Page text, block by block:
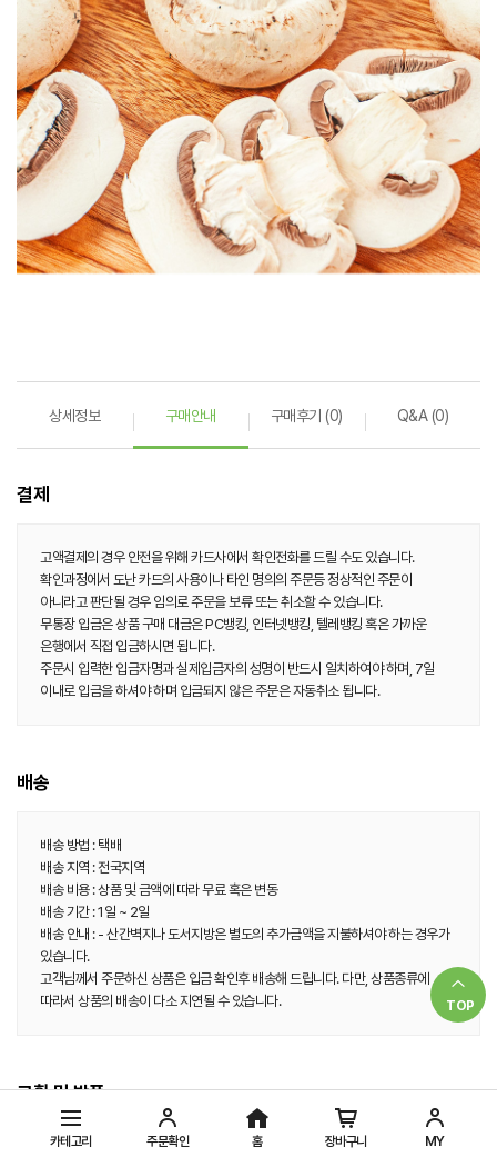
상세정보 구매안내 구매후기 (0) Q&A (0)
결제
고액결제의 경우 안전을 위해 카드사에서 확인전화를 드릴 수도 있습니다.
확인과정에서 도난 카드의 사용이나 타인 명의의 주문등 정상적인 주문이
아니라고 판단될 경우 임의로 주문을 보류 또는 취소할 수 있습니다.
무통장 입금은 상품 구매 대금은 PC뱅킹, 인터넷뱅킹, 텔레뱅킹 혹은 가까운
은행에서 직접 입금하시면 됩니다.
주문시 입력한 입금자명과 실제입금자의 성명이 반드시 일치하여야 하며, 7일
이내로 입금을 하셔야 하며 입금되지 않은 주문은 자동취소 됩니다.
배송
배송 방법 : 택배
배송 지역 : 전국지역
배송 비용 : 상품 및 금액에 따라 무료 혹은 변동
배송 기간 : 1일 ~ 2일
배송 안내 : - 산간벽지나 도서지방은 별도의 추가금액을 지불하셔야 하는 경우가
있습니다.
고객님께서 주문하신 상품은 입금 확인후 배송해 드립니다. 다만, 상품종류에
따라서 상품의 배송이 다소 지연될 수 있습니다.
교환 및 반품
카테고리 주문확인 홈 장바구니 MY
TOP